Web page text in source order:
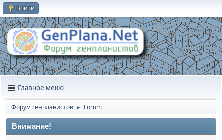
Войти
Главное меню
Форум Генпланистов ► Forum
Внимание!